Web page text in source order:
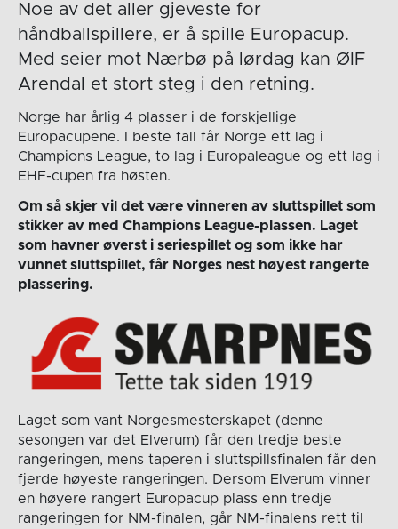
Noe av det aller gjeveste for
håndballspillere, er å spille Europacup.
Med seier mot Nærbø på lørdag kan ØIF
Arendal et stort steg i den retning.
Norge har årlig 4 plasser i de forskjellige
Europacupene. I beste fall får Norge ett lag i
Champions League, to lag i Europaleague og ett lag i
EHF-cupen fra høsten.
Om så skjer vil det være vinneren av sluttspillet som
stikker av med Champions League-plassen. Laget
som havner øverst i seriespillet og som ikke har
vunnet sluttspillet, får Norges nest høyest rangerte
plassering.
Laget som vant Norgesmesterskapet (denne
sesongen var det Elverum) får den tredje beste
rangeringen, mens taperen i sluttspillsfinalen får den
fjerde høyeste rangeringen. Dersom Elverum vinner
en høyere rangert Europacup plass enn tredje
rangeringen for NM-finalen, går NM-finalens rett til